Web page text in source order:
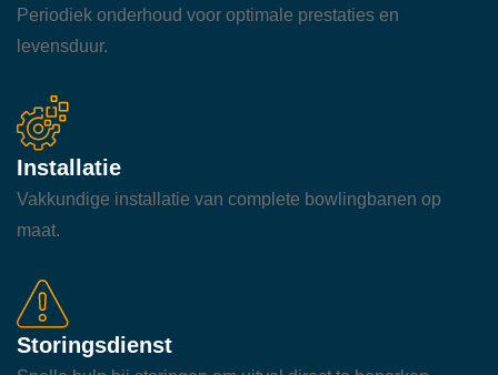
Periodiek onderhoud voor optimale prestaties en
levensduur.
Installatie
Vakkundige installatie van complete bowlingbanen op
maat.
Storingsdienst